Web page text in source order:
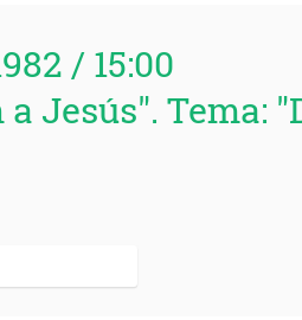
/ 15:00
Jesús". Tema: